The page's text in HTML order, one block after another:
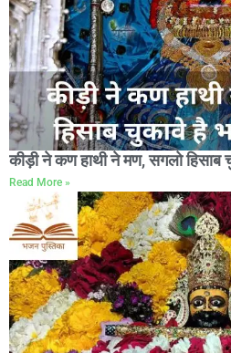
कीड़ी ने कण हाथी ने मण, सगलो हिसाब
Read More »